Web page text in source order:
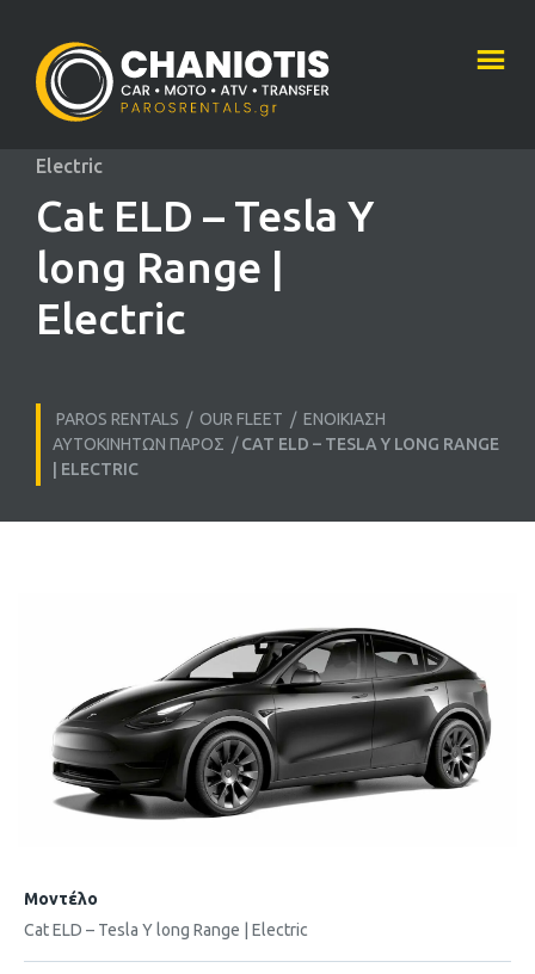
Electric
Cat ELD – Tesla Y
long Range |
Electric
PAROS RENTALS / OUR FLEET / ΕΝΟΙΚΊΑΣΗ
ΑΥΤΟΚΙΝΉΤΩΝ ΠΆΡΟΣ /CAT ELD – TESLA Y LONG RANGE
| ELECTRIC
Μοντέλο
Cat ELD – Tesla Y long Range | Electric